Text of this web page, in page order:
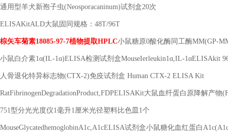
通用型羊犬新孢子虫(Neosporacaninum)试剂盒20次
ELISAKitALD大鼠固同规格： 48T/96T
棕矢车菊素18085-97-7植物提取HPLC小鼠糖原0酸化酶同工酶MM(GP-
小鼠白介素1α(IL-1α)ELISA检测试剂盒MouseIerleukin1α,IL-1αELISAkit
人骨退化特异标志物(CTX-2)免疫试剂盒 Human CTX-2 ELISA Kit
RatFibrinogenDegradationProduct,FDPELISAKit大鼠血纤蛋白原降解产物
751型分光光度仪1毫升1厘米光径塑料比色皿 1个
MouseGlycatedhemoglobinA1c,A1cELISA试剂盒小鼠糖化血红蛋白